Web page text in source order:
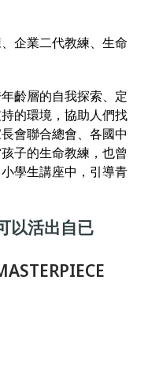
企業二代教練、生命
齡層的自我探索、定
的環境，協助人們找
會聯合總會、各國中
子的生命教練，也曾
學生講座中，引導青
以活出自已